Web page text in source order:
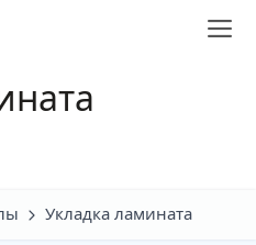
Укладка ламината